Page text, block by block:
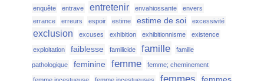
enquête
entrave entretenir envahiossante
envers
errance
erreurs espoir estime estime de soi excessivité
exclusion excuses exhibition exhibitionnisme existence
exploitation faiblesse familicide famille famille
pathologique feminine femme femme; cheminement
femmes